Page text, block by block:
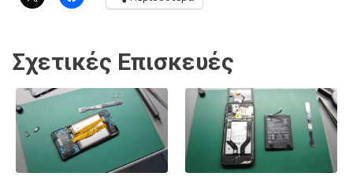
Σχετικές Επισκευές